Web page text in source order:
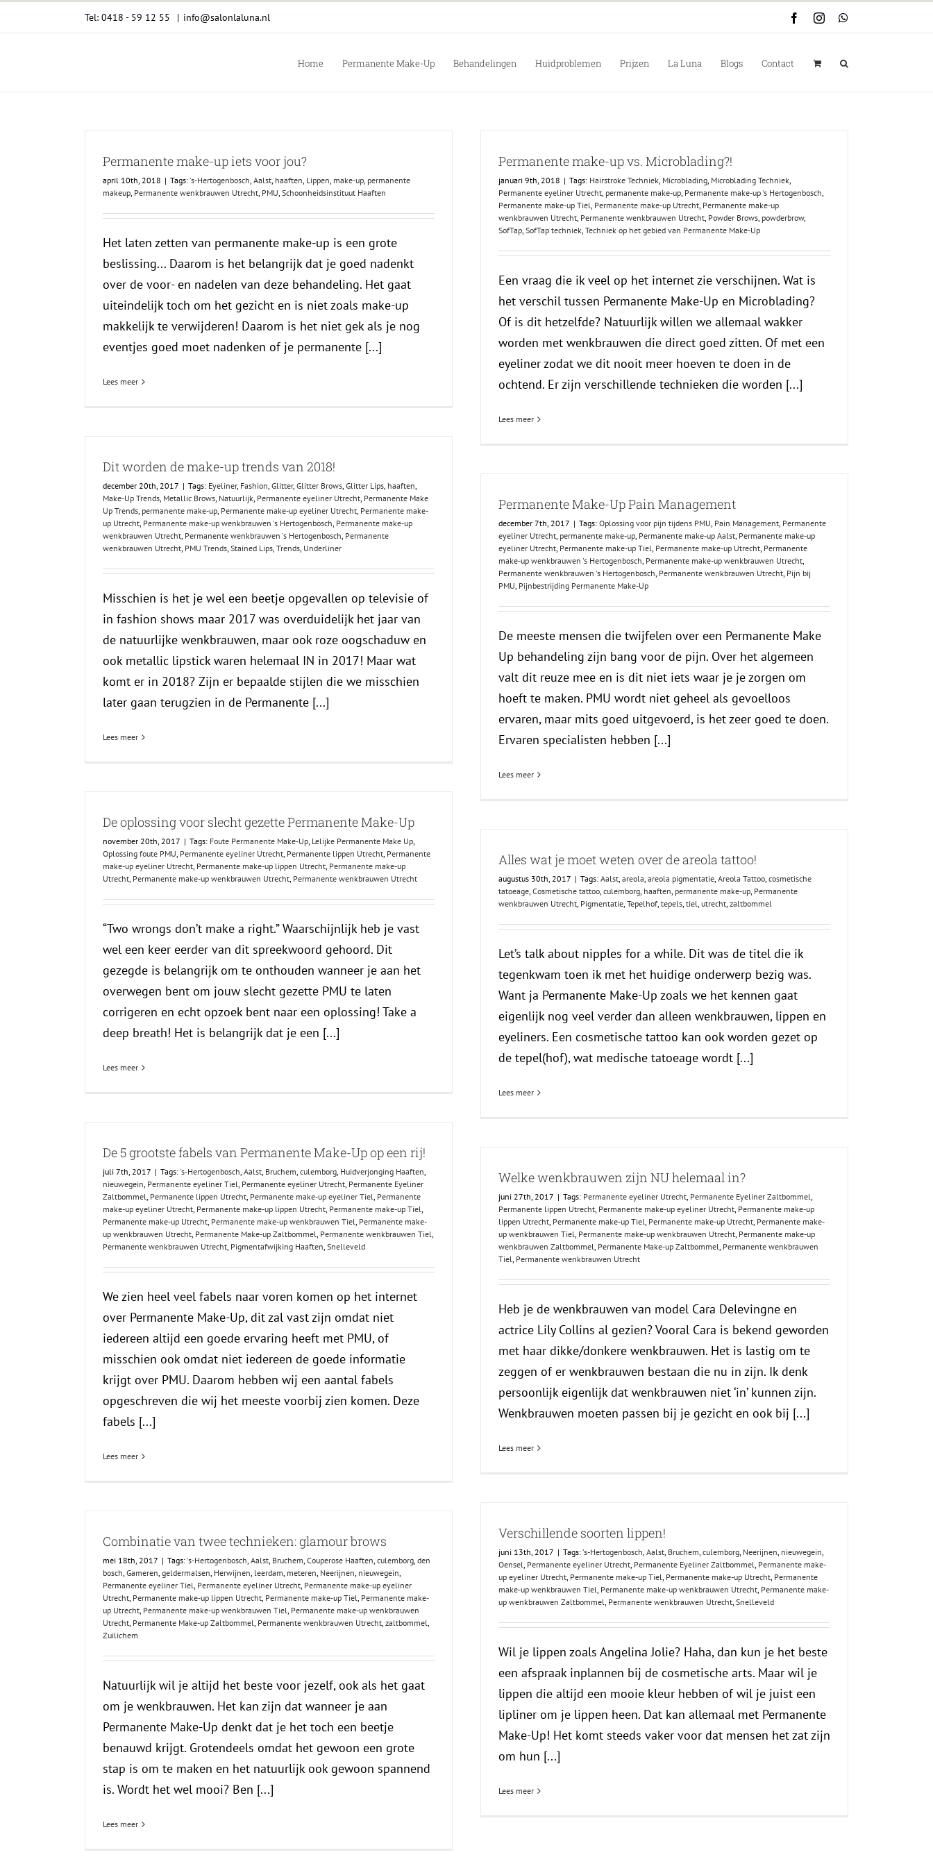
Tel: 0418 - 59 12 55 | info@salonlaluna.nl FacebookInstagramWhatsApp
Home Permanente Make-Up Behandelingen Huidproblemen Prijzen La Luna Blogs Contact
Permanente make-up iets voor jou?
april 10th, 2018 | Tags: 's-Hertogenbosch, Aalst, haaften, Lippen, make-up, permanente
makeup, Permanente wenkbrauwen Utrecht, PMU, Schoonheidsinstituut Haaften
Het laten zetten van permanente make-up is een grote
beslissing... Daarom is het belangrijk dat je goed nadenkt
over de voor- en nadelen van deze behandeling. Het gaat
uiteindelijk toch om het gezicht en is niet zoals make-up
makkelijk te verwijderen! Daarom is het niet gek als je nog
eventjes goed moet nadenken of je permanente [...]
Lees meer
Permanente make-up vs. Microblading?!
januari 9th, 2018 | Tags: Hairstroke Techniek, Microblading, Microblading Techniek,
Permanente eyeliner Utrecht, permanente make-up, Permanente make-up 's Hertogenbosch,
Permanente make-up Tiel, Permanente make-up Utrecht, Permanente make-up
wenkbrauwen Utrecht, Permanente wenkbrauwen Utrecht, Powder Brows, powderbrow,
SofTap, SofTap techniek, Techniek op het gebied van Permanente Make-Up
Een vraag die ik veel op het internet zie verschijnen. Wat is
het verschil tussen Permanente Make-Up en Microblading?
Of is dit hetzelfde? Natuurlijk willen we allemaal wakker
worden met wenkbrauwen die direct goed zitten. Of met een
eyeliner zodat we dit nooit meer hoeven te doen in de
ochtend. Er zijn verschillende technieken die worden [...]
Lees meer
Dit worden de make-up trends van 2018!
december 20th, 2017 | Tags: Eyeliner, Fashion, Glitter, Glitter Brows, Glitter Lips, haaften,
Make-Up Trends, Metallic Brows, Natuurlijk, Permanente eyeliner Utrecht, Permanente Make
Up Trends, permanente make-up, Permanente make-up eyeliner Utrecht, Permanente make-
up Utrecht, Permanente make-up wenkbrauwen 's Hertogenbosch, Permanente make-up
wenkbrauwen Utrecht, Permanente wenkbrauwen 's Hertogenbosch, Permanente
wenkbrauwen Utrecht, PMU Trends, Stained Lips, Trends, Underliner
Misschien is het je wel een beetje opgevallen op televisie of
in fashion shows maar 2017 was overduidelijk het jaar van
de natuurlijke wenkbrauwen, maar ook roze oogschaduw en
ook metallic lipstick waren helemaal IN in 2017! Maar wat
komt er in 2018? Zijn er bepaalde stijlen die we misschien
later gaan terugzien in de Permanente [...]
Lees meer
Permanente Make-Up Pain Management
december 7th, 2017 | Tags: Oplossing voor pijn tijdens PMU, Pain Management, Permanente
eyeliner Utrecht, permanente make-up, Permanente make-up Aalst, Permanente make-up
eyeliner Utrecht, Permanente make-up Tiel, Permanente make-up Utrecht, Permanente
make-up wenkbrauwen 's Hertogenbosch, Permanente make-up wenkbrauwen Utrecht,
Permanente wenkbrauwen 's Hertogenbosch, Permanente wenkbrauwen Utrecht, Pijn bij
PMU, Pijnbestrijding Permanente Make-Up
De meeste mensen die twijfelen over een Permanente Make
Up behandeling zijn bang voor de pijn. Over het algemeen
valt dit reuze mee en is dit niet iets waar je je zorgen om
hoeft te maken. PMU wordt niet geheel als gevoelloos
ervaren, maar mits goed uitgevoerd, is het zeer goed te doen.
Ervaren specialisten hebben [...]
Lees meer
De oplossing voor slecht gezette Permanente Make-Up
november 20th, 2017 | Tags: Foute Permanente Make-Up, Lelijke Permanente Make Up,
Oplossing foute PMU, Permanente eyeliner Utrecht, Permanente lippen Utrecht, Permanente
make-up eyeliner Utrecht, Permanente make-up lippen Utrecht, Permanente make-up
Utrecht, Permanente make-up wenkbrauwen Utrecht, Permanente wenkbrauwen Utrecht
“Two wrongs don’t make a right.” Waarschijnlijk heb je vast
wel een keer eerder van dit spreekwoord gehoord. Dit
gezegde is belangrijk om te onthouden wanneer je aan het
overwegen bent om jouw slecht gezette PMU te laten
corrigeren en echt opzoek bent naar een oplossing! Take a
deep breath! Het is belangrijk dat je een [...]
Lees meer
Alles wat je moet weten over de areola tattoo!
augustus 30th, 2017 | Tags: Aalst, areola, areola pigmentatie, Areola Tattoo, cosmetische
tatoeage, Cosmetische tattoo, culemborg, haaften, permanente make-up, Permanente
wenkbrauwen Utrecht, Pigmentatie, Tepelhof, tepels, tiel, utrecht, zaltbommel
Let’s talk about nipples for a while. Dit was de titel die ik
tegenkwam toen ik met het huidige onderwerp bezig was.
Want ja Permanente Make-Up zoals we het kennen gaat
eigenlijk nog veel verder dan alleen wenkbrauwen, lippen en
eyeliners. Een cosmetische tattoo kan ook worden gezet op
de tepel(hof), wat medische tatoeage wordt [...]
Lees meer
De 5 grootste fabels van Permanente Make-Up op een rij!
juli 7th, 2017 | Tags: 's-Hertogenbosch, Aalst, Bruchem, culemborg, Huidverjonging Haaften,
nieuwegein, Permanente eyeliner Tiel, Permanente eyeliner Utrecht, Permanente Eyeliner
Zaltbommel, Permanente lippen Utrecht, Permanente make-up eyeliner Tiel, Permanente
make-up eyeliner Utrecht, Permanente make-up lippen Utrecht, Permanente make-up Tiel,
Permanente make-up Utrecht, Permanente make-up wenkbrauwen Tiel, Permanente make-
up wenkbrauwen Utrecht, Permanente Make-up Zaltbommel, Permanente wenkbrauwen Tiel,
Permanente wenkbrauwen Utrecht, Pigmentafwijking Haaften, Snelleveld
We zien heel veel fabels naar voren komen op het internet
over Permanente Make-Up, dit zal vast zijn omdat niet
iedereen altijd een goede ervaring heeft met PMU, of
misschien ook omdat niet iedereen de goede informatie
krijgt over PMU. Daarom hebben wij een aantal fabels
opgeschreven die wij het meeste voorbij zien komen. Deze
fabels [...]
Lees meer
Welke wenkbrauwen zijn NU helemaal in?
juni 27th, 2017 | Tags: Permanente eyeliner Utrecht, Permanente Eyeliner Zaltbommel,
Permanente lippen Utrecht, Permanente make-up eyeliner Utrecht, Permanente make-up
lippen Utrecht, Permanente make-up Tiel, Permanente make-up Utrecht, Permanente make-
up wenkbrauwen Tiel, Permanente make-up wenkbrauwen Utrecht, Permanente make-up
wenkbrauwen Zaltbommel, Permanente Make-up Zaltbommel, Permanente wenkbrauwen
Tiel, Permanente wenkbrauwen Utrecht
Heb je de wenkbrauwen van model Cara Delevingne en
actrice Lily Collins al gezien? Vooral Cara is bekend geworden
met haar dikke/donkere wenkbrauwen. Het is lastig om te
zeggen of er wenkbrauwen bestaan die nu in zijn. Ik denk
persoonlijk eigenlijk dat wenkbrauwen niet ‘in’ kunnen zijn.
Wenkbrauwen moeten passen bij je gezicht en ook bij [...]
Lees meer
Verschillende soorten lippen!
juni 13th, 2017 | Tags: 's-Hertogenbosch, Aalst, Bruchem, culemborg, Neerijnen, nieuwegein,
Oensel, Permanente eyeliner Utrecht, Permanente Eyeliner Zaltbommel, Permanente make-
up eyeliner Utrecht, Permanente make-up Tiel, Permanente make-up Utrecht, Permanente
make-up wenkbrauwen Tiel, Permanente make-up wenkbrauwen Utrecht, Permanente make-
up wenkbrauwen Zaltbommel, Permanente wenkbrauwen Utrecht, Snelleveld
Wil je lippen zoals Angelina Jolie? Haha, dan kun je het beste
een afspraak inplannen bij de cosmetische arts. Maar wil je
lippen die altijd een mooie kleur hebben of wil je juist een
lipliner om je lippen heen. Dat kan allemaal met Permanente
Make-Up! Het komt steeds vaker voor dat mensen het zat zijn
om hun [...]
Lees meer
Combinatie van twee technieken: glamour brows
mei 18th, 2017 | Tags: 's-Hertogenbosch, Aalst, Bruchem, Couperose Haaften, culemborg, den
bosch, Gameren, geldermalsen, Herwijnen, leerdam, meteren, Neerijnen, nieuwegein,
Permanente eyeliner Tiel, Permanente eyeliner Utrecht, Permanente make-up eyeliner
Utrecht, Permanente make-up lippen Utrecht, Permanente make-up Tiel, Permanente make-
up Utrecht, Permanente make-up wenkbrauwen Tiel, Permanente make-up wenkbrauwen
Utrecht, Permanente Make-up Zaltbommel, Permanente wenkbrauwen Utrecht, zaltbommel,
Zuilichem
Natuurlijk wil je altijd het beste voor jezelf, ook als het gaat
om je wenkbrauwen. Het kan zijn dat wanneer je aan
Permanente Make-Up denkt dat je het toch een beetje
benauwd krijgt. Grotendeels omdat het gewoon een grote
stap is om te maken en het natuurlijk ook gewoon spannend
is. Wordt het wel mooi? Ben [...]
Lees meer